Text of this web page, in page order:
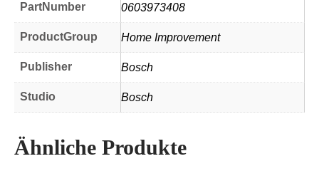
PartNumber 0603973408
ProductGroup Home Improvement
Publisher Bosch
Studio Bosch
Ähnliche Produkte